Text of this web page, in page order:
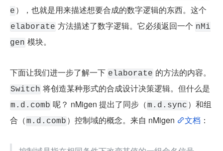
e
elaborate 方法描述了数字逻辑。它必须返回一个 nMi
gen 模块。
下面让我们进一步了解一下 elaborate 的方法的内容。
Switch
m.d.comb 呢？ nMigen 提出了同步（m.d.sync ）和组
合（m.d.comb ）控制域的概念。来自 nMigen 文档 ：